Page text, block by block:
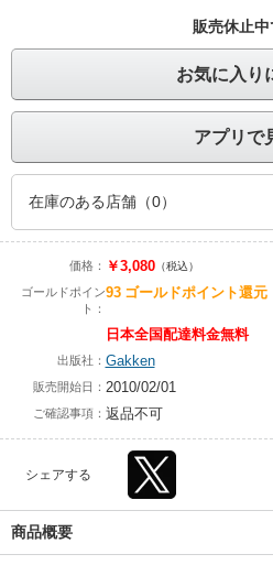
販売休止
お気に入り
アプリで
在庫のある店舗（0）
価格： ￥3,080（税込）
ゴールドポイン
ト：
93 ゴールドポイント還元
日本全国配達料金無料
出版社： Gakken
販売開始日： 2010/02/01
ご確認事項： 返品不可
シェアする
商品概要